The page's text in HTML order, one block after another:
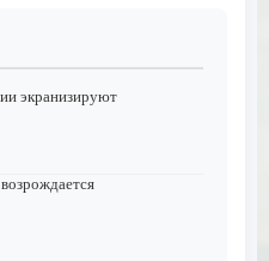
экранизируют